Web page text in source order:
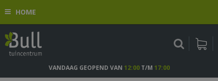
n
o
HOME
VANDAAG GEOPEND VAN 12:00T/M 17:00